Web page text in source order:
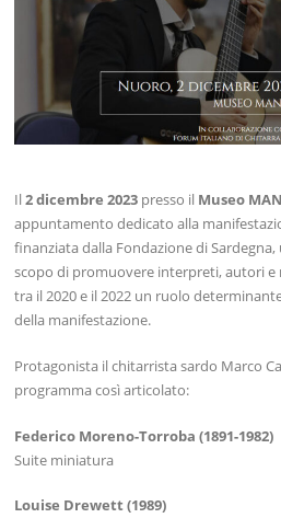
Il2 dicembre 2023 presso il Museo
appuntamento dedicato alla
finanziata dalla Fondazione di
scopo di promuovere interpreti, autori
tra il 2020 e il 2022 un ruolo
della manifestazione.
Protagonista il chitarrista sardo Marco
programma così articolato:
Federico Moreno-Torroba (1891-1982)
Suite miniatura
Louise Drewett (1989)